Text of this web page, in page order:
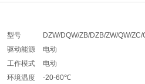
型号
DZW/DQW/ZB/DZB/ZW/QW/
驱动能源
电动
工作模式
电动
环境温度
-20-60℃